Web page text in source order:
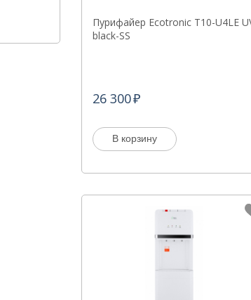
Пурифайер Ecotronic T10-U4LE
black-SS
26 300
В корзину